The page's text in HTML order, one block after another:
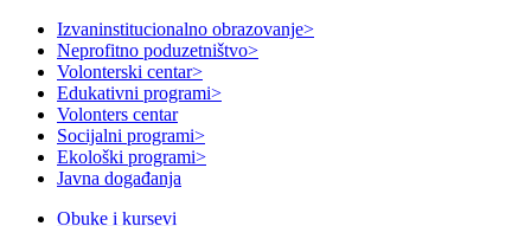
Izvaninstitucionalno obrazovanje>
Neprofitno poduzetništvo>
Volonterski centar>
Edukativni programi>
Volonters centar
Socijalni programi>
Ekološki programi>
Javna događanja
Obuke i kursevi